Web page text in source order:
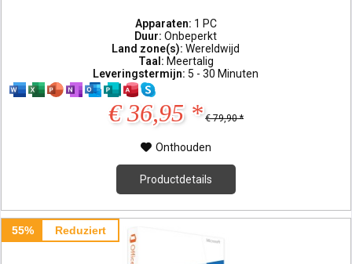
Apparaten: 1 PC
Duur:Onbeperkt
Land zone(s):Wereldwijd
Taal: Meertalig
Leveringstermijn: 5 - 30 Minuten
€ 36,95 * € 79,90 *
Onthouden
Productdetails
55% Reduziert